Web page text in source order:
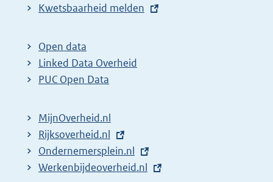
E
t
e
r
l
i
n
k
Kwetsbaarheid melden
Open data
Linked Data Overheid
PUC Open Data
MijnOverheid.nl
E
x
t
Rijksoverheid.nl
E
x
Ondernemersplein.nl
E
Werkenbijdeoverheid.nl